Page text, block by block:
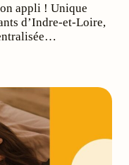
appli ! Unique
d’Indre-et-Loire,